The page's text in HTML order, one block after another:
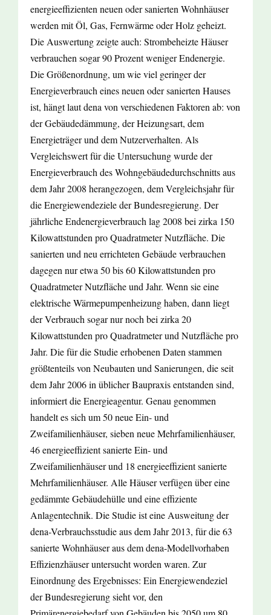
energieeffizienten neuen oder sanierten Wohnhäuser
werden mit Öl, Gas, Fernwärme oder Holz geheizt.
Die Auswertung zeigte auch: Strombeheizte Häuser
verbrauchen sogar 90 Prozent weniger Endenergie.
Die Größenordnung, um wie viel geringer der
Energieverbrauch eines neuen oder sanierten Hauses
ist, hängt laut dena von verschiedenen Faktoren ab: von
der Gebäudedämmung, der Heizungsart, dem
Energieträger und dem Nutzerverhalten. Als
Vergleichswert für die Untersuchung wurde der
Energieverbrauch des Wohngebäudedurchschnitts aus
dem Jahr 2008 herangezogen, dem Vergleichsjahr für
die Energiewendeziele der Bundesregierung. Der
jährliche Endenergieverbrauch lag 2008 bei zirka 150
Kilowattstunden pro Quadratmeter Nutzfläche. Die
sanierten und neu errichteten Gebäude verbrauchen
dagegen nur etwa 50 bis 60 Kilowattstunden pro
Quadratmeter Nutzfläche und Jahr. Wenn sie eine
elektrische Wärmepumpenheizung haben, dann liegt
der Verbrauch sogar nur noch bei zirka 20
Kilowattstunden pro Quadratmeter und Nutzfläche pro
Jahr. Die für die Studie erhobenen Daten stammen
größtenteils von Neubauten und Sanierungen, die seit
dem Jahr 2006 in üblicher Baupraxis entstanden sind,
informiert die Energieagentur. Genau genommen
handelt es sich um 50 neue Ein- und
Zweifamilienhäuser, sieben neue Mehrfamilienhäuser,
46 energieeffizient sanierte Ein- und
Zweifamilienhäuser und 18 energieeffizient sanierte
Mehrfamilienhäuser. Alle Häuser verfügen über eine
gedämmte Gebäudehülle und eine effiziente
Anlagentechnik. Die Studie ist eine Ausweitung der
dena-Verbrauchsstudie aus dem Jahr 2013, für die 63
sanierte Wohnhäuser aus dem dena-Modellvorhaben
Effizienzhäuser untersucht worden waren. Zur
Einordnung des Ergebnisses: Ein Energiewendeziel
der Bundesregierung sieht vor, den